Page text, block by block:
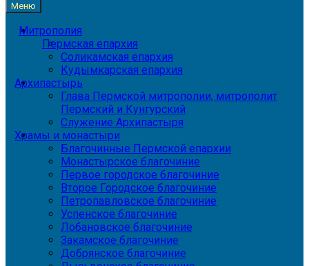
Меню
Митрополия
Пермская епархия
Соликамская епархия
Кудымкарская епархия
Архипастырь
Глава Пермской митрополии, митрополит
Пермский и Кунгурский
Служение Архипастыря
Храмы и монастыри
Благочинные Пермской епархии
Монастырское благочиние
Первое городское благочиние
Второе Городское благочиние
Петропавловское благочиние
Успенское благочиние
Лобановское благочиние
Закамское благочиние
Добрянское благочиние